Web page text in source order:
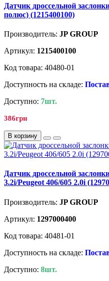
Датчик дроссельной
полюс) (1215400100)
Производитель: JP GROUP
Артикул: 1215400100
Код товара: 40480-01
Доступность на складе:
Доступно: 7шт.
386грн
В корзину
Датчик дроссельной
3.2і/Peugeot 406/605 2.0i
Производитель: JP GROUP
Артикул: 1297000400
Код товара: 40481-01
Доступность на складе:
Доступно: 8шт.